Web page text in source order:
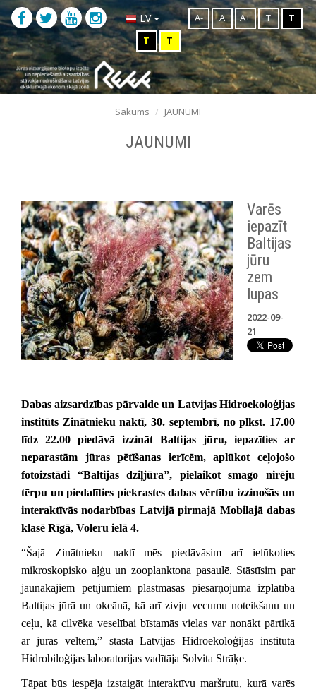
LV A- A A+ T
T
T
T
Sākums JAUNUMI
JAUNUMI
Varēs
iepazīt
Baltijas
jūru
zem
lupas
2022-09-
21
Dabas aizsardzības pārvalde un Latvijas Hidroekoloģijas
institūts Zinātnieku naktī, 30. septembrī, no plkst. 17.00
līdz 22.00 piedāvā izzināt Baltijas jūru, iepazīties ar
neparastām jūras pētīšanas ierīcēm, aplūkot ceļojošo
fotoizstādi “Baltijas dziļjūra”, pielaikot smago nirēju
tērpu un piedalīties piekrastes dabas vērtību izzinošās un
interaktīvās nodarbības Latvijā pirmajā Mobilajā dabas
klasē Rīgā, Voleru ielā 4.
“Šajā Zinātnieku naktī mēs piedāvāsim arī ielūkoties
mikroskopisko aļģu un zooplanktona pasaulē. Stāstīsim par
jaunākajiem pētījumiem plastmasas piesārņojuma izplatībā
Baltijas jūrā un okeānā, kā arī zivju vecumu noteikšanu un
ceļu, kā cilvēka veselībai bīstamās vielas var nonākt pārtikā
ar jūras veltēm,” stāsta Latvijas Hidroekoloģijas institūta
Hidrobiloģijas laboratorijas vadītāja Solvita Strāķe.
Tāpat būs iespēja izstaigāt interaktīvu maršrutu, kurā varēs